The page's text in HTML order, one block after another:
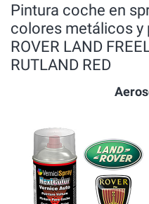
Pintura coche en
colores metálicos y
ROVER LAND
RUTLAND RED